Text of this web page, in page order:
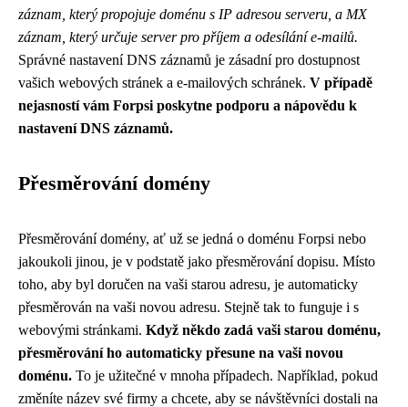
záznam, který propojuje doménu s IP adresou serveru, a MX
záznam, který určuje server pro příjem a odesílání e-mailů.
Správné nastavení DNS záznamů je zásadní pro dostupnost
vašich webových stránek a e-mailových schránek. V případě
nejasností vám Forpsi poskytne podporu a nápovědu k
nastavení DNS záznamů.
Přesměrování domény
Přesměrování domény, ať už se jedná o doménu Forpsi nebo
jakoukoli jinou, je v podstatě jako přesměrování dopisu. Místo
toho, aby byl doručen na vaši starou adresu, je automaticky
přesměrován na vaši novou adresu. Stejně tak to funguje i s
webovými stránkami. Když někdo zadá vaši starou doménu,
přesměrování ho automaticky přesune na vaši novou
doménu. To je užitečné v mnoha případech. Například, pokud
změníte název své firmy a chcete, aby se návštěvníci dostali na